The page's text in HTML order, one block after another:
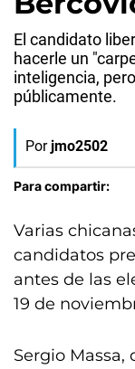
El candidato
hacerle un
inteligencia,
públicamente.
Por jmo2502
Para compartir:
Varias
candidatos
antes de las
19 de
Sergio Massa,